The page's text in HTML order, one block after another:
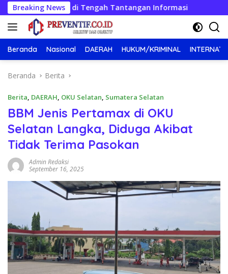
Langsung
ke
konten
Breaking News
Besar di Tengah Tantangan Informasi Mahasiswa
Beranda Nasional DAERAH HUKUM/KRIMINAL
Beranda Berita
Berita, DAERAH, OKU Selatan, Sumatera Selatan
BBM Jenis Pertamax di OKU
Selatan Langka, Diduga Akibat
Tidak Terima Pasokan
Admin Redaksi
September 16, 2025